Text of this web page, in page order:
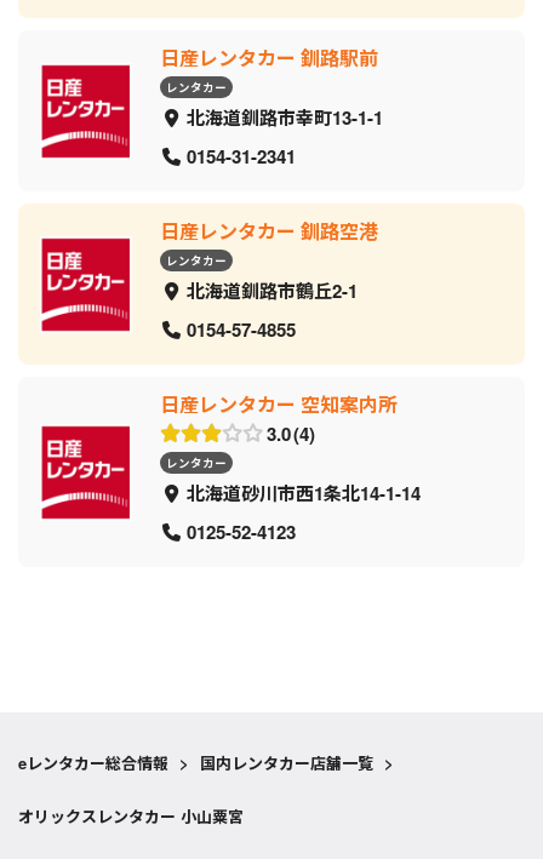
日産レンタカー 釧路駅前
レンタカー
北海道釧路市幸町13-1-1
0154-31-2341
日産レンタカー 釧路空港
レンタカー
北海道釧路市鶴丘2-1
0154-57-4855
日産レンタカー 空知案内所
3.0 4
レンタカー
北海道砂川市西1条北14-1-14
0125-52-4123
eレンタカー総合情報 > 国内レンタカー店舗一覧 >
オリックスレンタカー 小山粟宮